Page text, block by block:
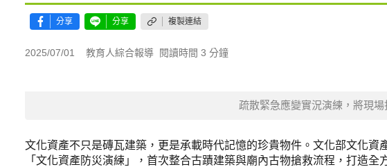
分享 分享 複製連結
2025/07/01 教育人綜合報導 閱讀時間 3 分鐘
疏散緊急應變實況演練，將現場
文化資產不只是磚瓦建築，更是承載時代記憶的珍貴物件。文化部文化
「文化資產防災演練」，首次整合古蹟建築與廟內古物搶救流程，打造